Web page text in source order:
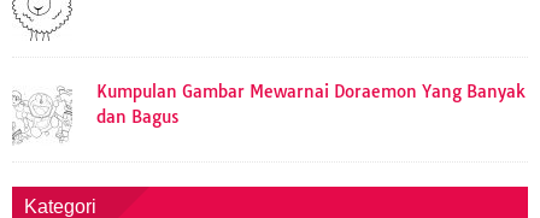
Kumpulan Gambar Mewarnai Doraemon Yang Banyak
dan Bagus
Kategori